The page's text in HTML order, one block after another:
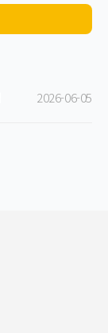
2026-06-05